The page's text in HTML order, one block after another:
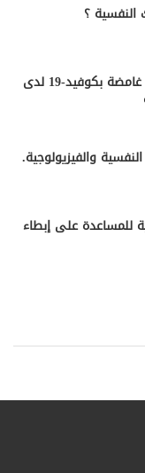
؟
ارتباط ظهور متلازمة التهابية غامضة بكوفيد-19 لدى
والفيزيولوجية.
للمساعدة على إبطاء